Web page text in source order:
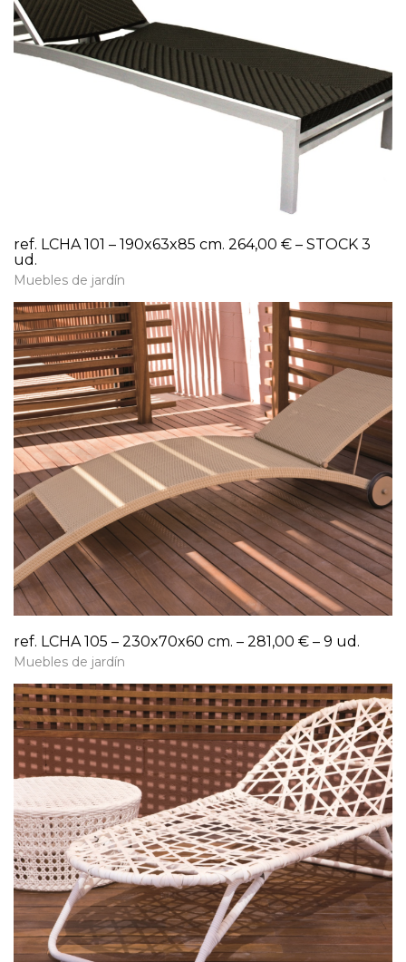
ref. LCHA 101 – 190x63x85 cm. 264,00 € – STOCK 3
ud.
Muebles de jardín
ref. LCHA 105 – 230x70x60 cm. – 281,00 € – 9 ud.
Muebles de jardín